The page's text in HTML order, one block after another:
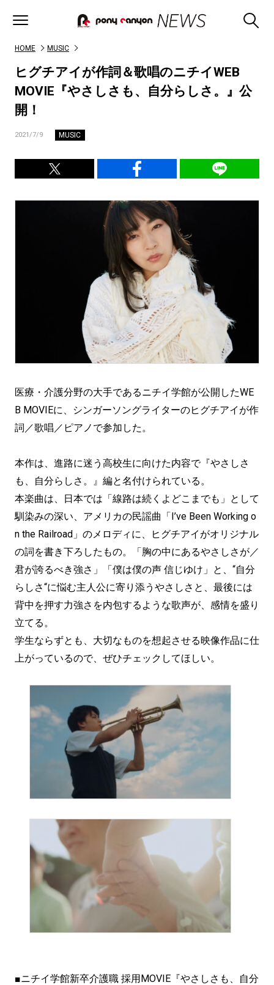
HOME MUSIC
ヒグチアイが作詞＆歌唱のニチイWEB
MOVIE『やさしさも、自分らしさ。』公
開！
2021/7/9 MUSIC
医療・介護分野の大手であるニチイ学館が公開したWE
B MOVIEに、シンガーソングライターのヒグチアイが作
詞／歌唱／ピアノで参加した。
本作は、進路に迷う高校生に向けた内容で『やさしさ
も、自分らしさ。』編と名付けられている。
本楽曲は、日本では「線路は続くよどこまでも」として
馴染みの深い、アメリカの民謡曲「I’ve Been Working o
n the Railroad」のメロディに、ヒグチアイがオリジナル
の詞を書き下ろしたもの。「胸の中にあるやさしさが／
君が誇るべき強さ」「僕は僕の声 信じゆけ」と、“自分
らしさ“に悩む主人公に寄り添うやさしさと、最後には
背中を押す力強さを内包するような歌声が、感情を盛り
立てる。
学生ならずとも、大切なものを想起させる映像作品に仕
上がっているので、ぜひチェックしてほしい。
■ニチイ学館新卒介護職 採用MOVIE『やさしさも、自分